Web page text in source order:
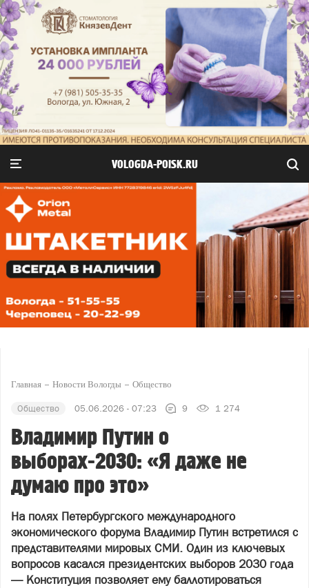
VOLOGDA-POISK.RU
Главная Новости Вологды Общество
Общество 05.06.2026 - 07:23 9 1 274
Владимир Путин о
выборах-2030: «Я даже не
думаю про это»
На полях Петербургского международного
экономического форума Владимир Путин встретился с
представителями мировых СМИ. Один из ключевых
вопросов касался президентских выборов 2030 года
— Конституция позволяет ему баллотироваться